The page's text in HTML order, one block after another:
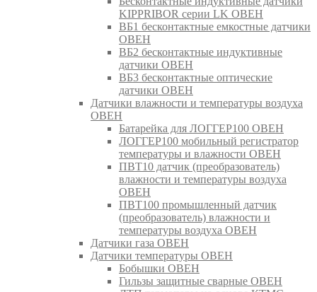
KIPPRIBOR серии LK ОВЕН
ВБ1 бесконтактные емкостные датчики
ОВЕН
ВБ2 бесконтактные индуктивные
датчики ОВЕН
ВБ3 бесконтактные оптические
датчики ОВЕН
Датчики влажности и температуры воздуха
ОВЕН
Батарейка для ЛОГГЕР100 ОВЕН
ЛОГГЕР100 мобильный регистратор
температуры и влажности ОВЕН
ПВТ10 датчик (преобразователь)
влажности и температуры воздуха
ОВЕН
ПВТ100 промышленный датчик
(преобразователь) влажности и
температуры воздуха ОВЕН
Датчики газа ОВЕН
Датчики температуры ОВЕН
Бобышки ОВЕН
Гильзы защитные сварные ОВЕН